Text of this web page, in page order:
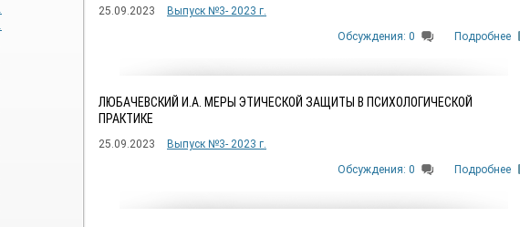
25.09.2023
Выпуск №3- 2023 г.
Обсуждения: 0
Подробнее
ЛЮБАЧЕВСКИЙ И.А. МЕРЫ ЭТИЧЕСКОЙ ЗАЩИТЫ В ПСИХОЛОГИЧЕСКОЙ
ПРАКТИКЕ
25.09.2023
Выпуск №3- 2023 г.
Обсуждения: 0
Подробнее